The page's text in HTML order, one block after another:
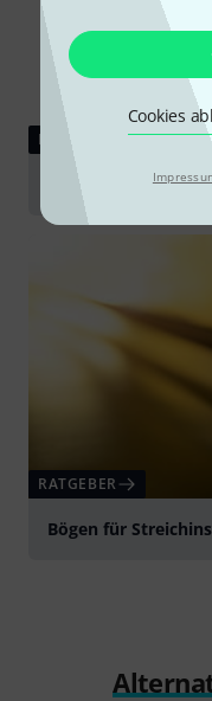
Cookies
RATGEBER
RATGEBER
Bögen für